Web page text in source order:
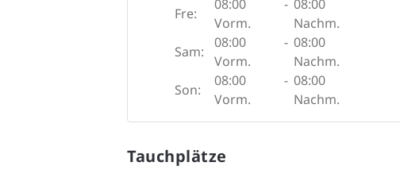
Fre:
08:00
Vorm.
- 08:00
Nachm.
Sam:
08:00
Vorm.
- 08:00
Nachm.
Son:
08:00
Vorm.
- 08:00
Nachm.
Tauchplätze